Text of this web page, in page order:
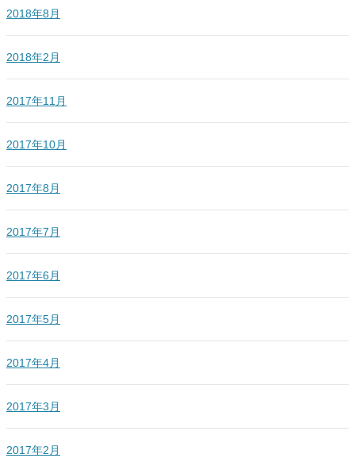
2018年8月
2018年2月
2017年11月
2017年10月
2017年8月
2017年7月
2017年6月
2017年5月
2017年4月
2017年3月
2017年2月